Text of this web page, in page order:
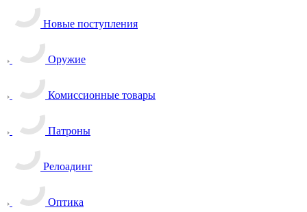
Новые поступления
Оружие
Комиссионные товары
Патроны
Релоадинг
Оптика